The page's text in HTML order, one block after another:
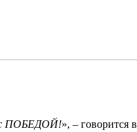
с ПОБЕДОЙ!», – говорится в